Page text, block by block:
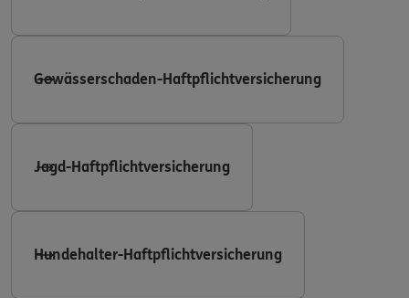
Gewässerschaden-Haftpflichtversicherung
Jagd-Haftpflichtversicherung
Hundehalter-Haftpflichtversicherung